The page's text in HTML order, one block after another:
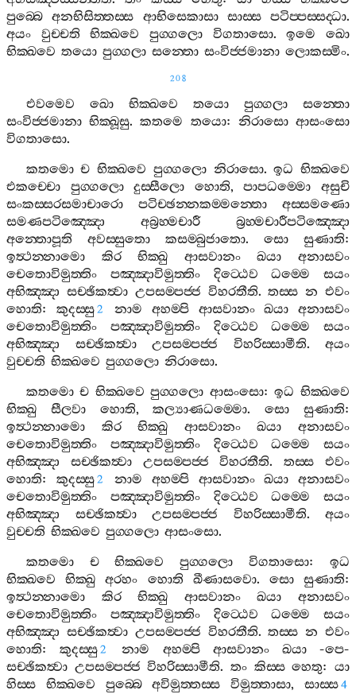
පුබ‍්බෙ අනභිසිත‍්තස‍්ස ආභිසෙකාසා සාස‍්ස පටිප‍්පස‍්සද‍්ධා.
අයං
වුච‍්චති භික‍්ඛවෙ පුග‍්ගලො විගතාසො.ඉමෙ
ඛො
භික‍්ඛවෙ තයො පුග‍්ගලා සන‍්තො සංවිජ‍්ජමානා ලොකස‍්මිං.
208
එවමෙව ඛො භික‍්ඛවෙ තයො පුග‍්ගලා
සන‍්තො
සංවිජ‍්ජමානා භික‍්ඛූසු.කතමෙ තයො: නිරාසො ආසංසො
විගතාසො.
කතමො ච භික‍්ඛවෙ පුග‍්ගලො නිරාසො.ඉධ භික‍්ඛවෙ
එකච‍්චො
පුග‍්ගලො දුස‍්සීලො හොති,පාපධම‍්මො
අසුචි
සංකස‍්සරසමාචාරො
පටිච‍්ඡන‍්නකම‍්මන‍්තො
අස‍්සමණො
සමණපටිඤ‍්ඤො
අබ්‍රහ‍්මචාරී
බ්‍රහ‍්මචාරීපටිඤ‍්ඤො
අන‍්තොපූති
අවස‍්සුතො කසම‍්බුජාතො. සො සුණාති:
ඉත්‍ථන‍්නාමො
කිර භික‍්ඛු ආසවානං ඛයා
අනාසවං
චෙතොවිමුත‍්තිං
පඤ‍්ඤාවිමුත‍්තිං දිට‍්ඨෙව ධම‍්මෙ
සයං
අභිඤ‍්ඤා සච‍්ඡිකත්‍වා උපසම‍්පජ‍්ජ විහරතීති.තස‍්ස න එවං
හොති: කුදස‍්සු2 නාම අහම‍්පි ආසවානං ඛයා
අනාසවං
චෙතොවිමුත‍්තිං
පඤ‍්ඤාවිමුත‍්තිං දිට‍්ඨෙව ධම‍්මෙ
සයං
අභිඤ‍්ඤා
සච‍්ඡිකත්‍වා උපසම‍්පජ‍්ජ විහරිස‍්සාමීති. අයං
වුච‍්චති භික‍්ඛවෙ පුග‍්ගලො නිරාසො.
කතමො ච භික‍්ඛවෙ පුග‍්ගලො ආසංසො:ඉධ භික‍්ඛවෙ
භික‍්ඛු
සීලවා හොති,කල්‍යාණධම‍්මො.සො සුණාති:
ඉත්‍ථන‍්නාමො
කිර භික‍්ඛු ආසවානං ඛයා
අනාසවං
චෙතොවිමුත‍්තිං
පඤ‍්ඤාවිමුත‍්තිං දිට‍්ඨෙව ධම‍්මෙ
සයං
අභිඤ‍්ඤා
සච‍්ඡිකත්‍වා උපසම‍්පජ‍්ජ විහරතීති.තස‍්ස
එවං
හොති: කුදස‍්සු2 නාම අහම‍්පි ආසවානං ඛයා
අනාසවං
චෙතොවිමුත‍්තිං
පඤ‍්ඤාවිමුත‍්තිං දිට‍්ඨෙව ධම‍්මෙ
සයං
අභිඤ‍්ඤා
සච‍්ඡිකත්‍වා උපසම‍්පජ‍්ජ විහරිස‍්සාමීති. අයං
වුච‍්චති භික‍්ඛවෙ පුග‍්ගලො ආසංසො.
කතමො
ච භික‍්ඛවෙ පුග‍්ගලො විගතාසො: ඉධ
භික‍්ඛවෙ
භික‍්ඛු අරහං හොති ඛීණාසවො. සො සුණාති:
ඉත්‍ථන‍්නාමො
කිර භික‍්ඛු ආසවානං ඛයා
අනාසවං
චෙතොවිමුත‍්තිං
පඤ‍්ඤාවිමුත‍්තිං දිට‍්ඨෙව ධම‍්මෙ
සයං
අභිඤ‍්ඤා සච‍්ඡිකත්‍වා උපසම‍්පජ‍්ජ විහරතීති.තස‍්ස න එවං
හොති:කුදස‍්සු2 නාම අහම‍්පි ආසවානං ඛයා-පෙ-
සච‍්ඡිකත්‍වා උපසම‍්පජ‍්ජ විහරිස‍්සාමීති.තං කිස‍්ස හෙතු:යා
හිස‍්ස
භික‍්ඛවෙ පුබ‍්බෙ අවිමුත‍්තස‍්ස විමුත‍්තාසා,සාස‍්ස4